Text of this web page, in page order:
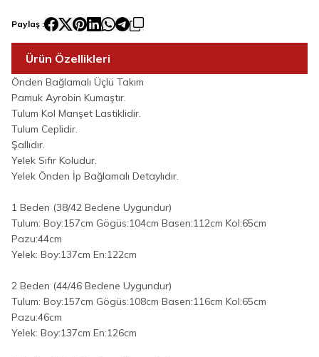
Paylaş :
Ürün Özellikleri
Önden Bağlamalı Üçlü Takım
Pamuk Ayrobin Kumaştır.
Tulum Kol Manşet Lastiklidir.
Tulum Ceplidir.
Şallıdır.
Yelek Sıfır Koludur.
Yelek Önden İp Bağlamalı Detaylıdır.
1 Beden (38/42 Bedene Uygundur)
Tulum: Boy:157cm Gögüs:104cm Basen:112cm Kol:65cm
Pazu:44cm
Yelek: Boy:137cm En:122cm
2 Beden (44/46 Bedene Uygundur)
Tulum: Boy:157cm Gögüs:108cm Basen:116cm Kol:65cm
Pazu:46cm
Yelek: Boy:137cm En:126cm